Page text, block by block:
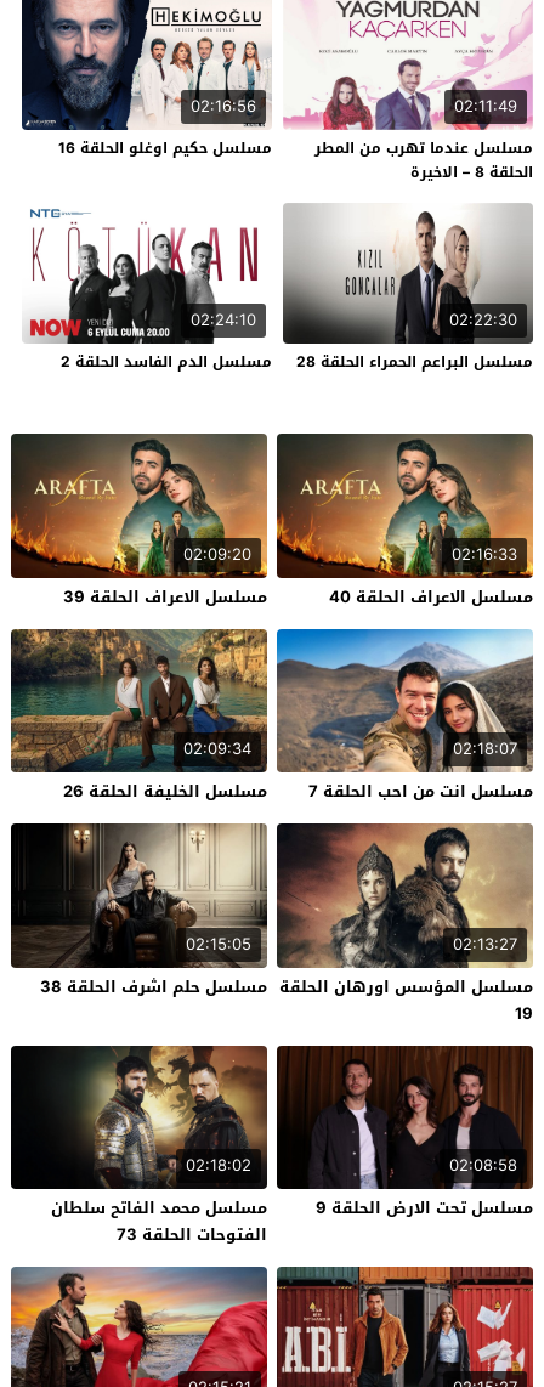
02:11:49
مسلسل عندما تهرب من المطر
الحلقة 8 – الاخيرة
02:16:56
مسلسل حكيم اوغلو الحلقة 16
02:22:30
مسلسل البراعم الحمراء الحلقة 28
02:24:10
مسلسل الدم الفاسد الحلقة 2
02:16:33
مسلسل الاعراف الحلقة 40
02:09:20
مسلسل الاعراف الحلقة 39
02:18:07
مسلسل انت من احب الحلقة 7
02:09:34
مسلسل الخليفة الحلقة 26
02:13:27
مسلسل المؤسس اورهان الحلقة
19
02:15:05
مسلسل حلم اشرف الحلقة 38
02:08:58
مسلسل تحت الارض الحلقة 9
02:18:02
مسلسل محمد الفاتح سلطان
الفتوحات الحلقة 73